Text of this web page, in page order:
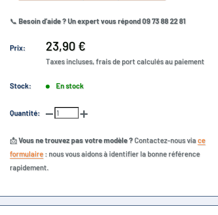
📞 Besoin d’aide ? Un expert vous répond 09 73 88 22 81
Prix:
Prix
réduit
23,90 €
Taxes incluses, frais de port calculés au paiement
Stock: En stock
Quantité:
📩Vous ne trouvez pas votre modèle ?Contactez-nous viace
formulaire : nous vous aidons à identifier la bonne référence
rapidement.